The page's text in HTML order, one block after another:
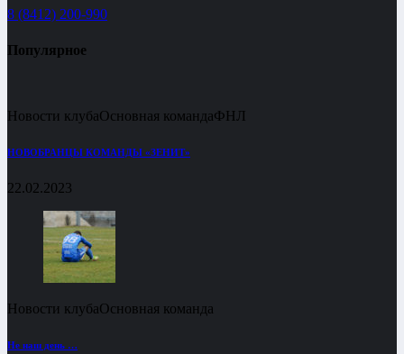
8 (8412) 200-990
Популярное
Новости клубаОсновная командаФНЛ
НОВОБРАНЦЫ КОМАНДЫ «ЗЕНИТ»
22.02.2023
Новости клубаОсновная команда
Не наш день …